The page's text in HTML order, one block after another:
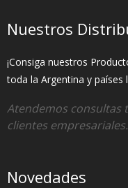
Nuestros
¡Consiga nuestros
toda la Argentina y países
Atendemos consultas
clientes
Novedades